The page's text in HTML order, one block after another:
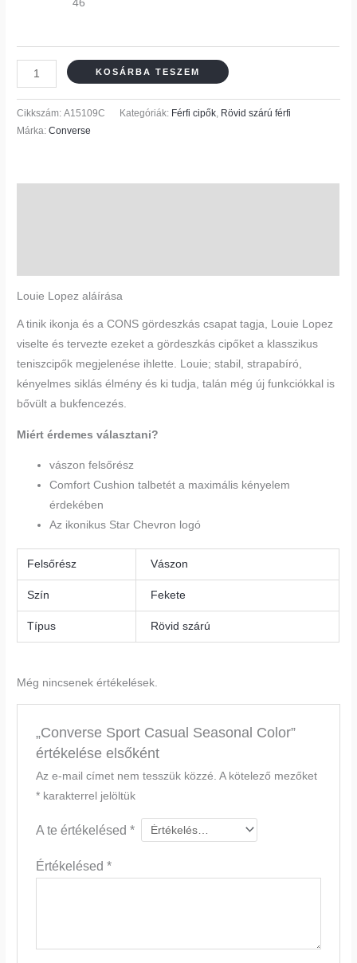
46
KOSÁRBA TESZEM
Cikkszám:A15109C Kategóriák: Férfi cipők, Rövid szárú férfi
Márka:Converse
Louie Lopez aláírása
A tinik ikonja és a CONS gördeszkás csapat tagja, Louie Lopez
viselte és tervezte ezeket a gördeszkás cipőket a klasszikus
teniszcipők megjelenése ihlette. Louie; stabil, strapabíró,
kényelmes siklás élmény és ki tudja, talán még új funkciókkal is
bővült a bukfencezés.
Miért érdemes választani?
vászon felsőrész
Comfort Cushion talbetét a maximális kényelem
érdekében
Az ikonikus Star Chevron logó
Felsőrész Vászon
Szín Fekete
Típus Rövid szárú
Még nincsenek értékelések.
„Converse Sport Casual Seasonal Color”
értékelése elsőként
Az e-mail címet nem tesszük közzé. A kötelező mezőket
*karakterrel jelöltük
A te értékelésed *
Értékelésed *